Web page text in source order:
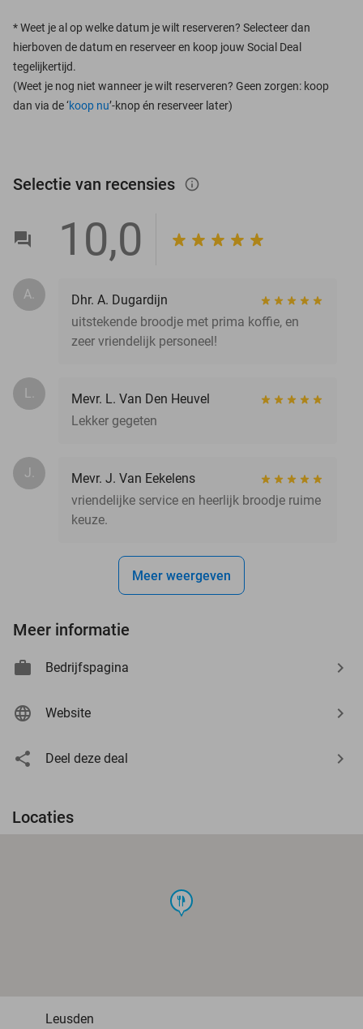
*Weet je al op welke datum je wilt reserveren? Selecteer dan
hierboven de datum en reserveer en koop jouw Social Deal
tegelijkertijd.
(Weet je nog niet wanneer je wilt reserveren? Geen zorgen: koop
dan via de ‘koop nu’-knop én reserveer later)
Selectie van recensies info_outlined
10,0
A.
Dhr. A. Dugardijn
uitstekende broodje met prima koffie, en
zeer vriendelijk personeel!
L.
Mevr. L. Van Den Heuvel
Lekker gegeten
J.
Mevr. J. Van Eekelens
vriendelijke service en heerlijk broodje ruime
keuze.
Meer weergeven
Meer informatie
Bedrijfspagina
Website
Deel deze deal
Locaties
food
Leusden